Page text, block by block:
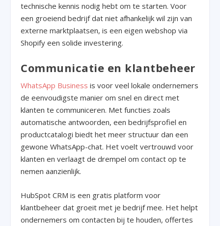
technische kennis nodig hebt om te starten. Voor
een groeiend bedrijf dat niet afhankelijk wil zijn van
externe marktplaatsen, is een eigen webshop via
Shopify een solide investering.
Communicatie en klantbeheer
WhatsApp Business is voor veel lokale ondernemers
de eenvoudigste manier om snel en direct met
klanten te communiceren. Met functies zoals
automatische antwoorden, een bedrijfsprofiel en
productcatalogi biedt het meer structuur dan een
gewone WhatsApp-chat. Het voelt vertrouwd voor
klanten en verlaagt de drempel om contact op te
nemen aanzienlijk.
HubSpot CRM is een gratis platform voor
klantbeheer dat groeit met je bedrijf mee. Het helpt
ondernemers om contacten bij te houden, offertes